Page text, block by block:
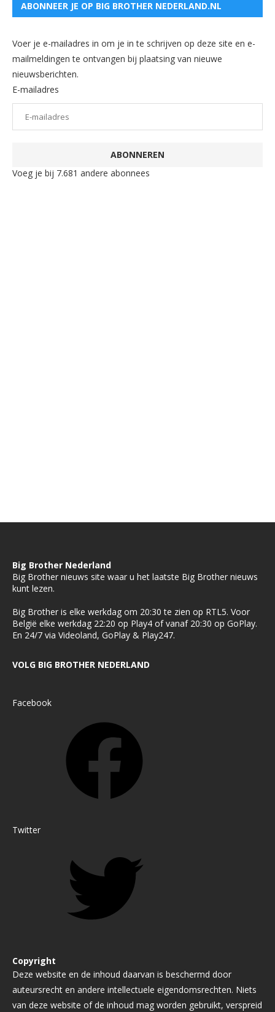
ABONNEER JE OP BIG BROTHER NEDERLAND.NL
Voer je e-mailadres in om je in te schrijven op deze site en e-
mailmeldingen te ontvangen bij plaatsing van nieuwe
nieuwsberichten.
E-mailadres
ABONNEREN
Voeg je bij 7.681 andere abonnees
Big Brother Nederland
Big Brother nieuws site waar u het laatste Big Brother nieuws
kunt lezen.
Big Brother is elke werkdag om 20:30 te zien op RTL5. Voor
België elke werkdag 22:20 op Play4 of vanaf 20:30 op GoPlay.
En 24/7 via Videoland, GoPlay & Play247.
VOLG BIG BROTHER NEDERLAND
Facebook
Twitter
Copyright
Deze website en de inhoud daarvan is beschermd door
auteursrecht en andere intellectuele eigendomsrechten. Niets
van deze website of de inhoud mag worden gebruikt, verspreid